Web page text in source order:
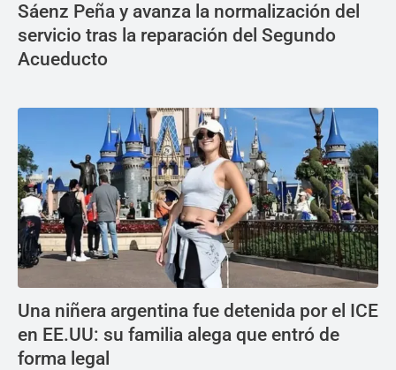
Sáenz Peña y avanza la normalización del
servicio tras la reparación del Segundo
Acueducto
Una niñera argentina fue detenida por el ICE
en EE.UU: su familia alega que entró de
forma legal